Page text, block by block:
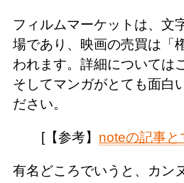
フィルムマーケットは、文
場であり、映画の売買は「
われます。詳細については
そしてマンガがとても面白
ださい。
[【参考】 noteの記事と
有名どころでいうと、カン